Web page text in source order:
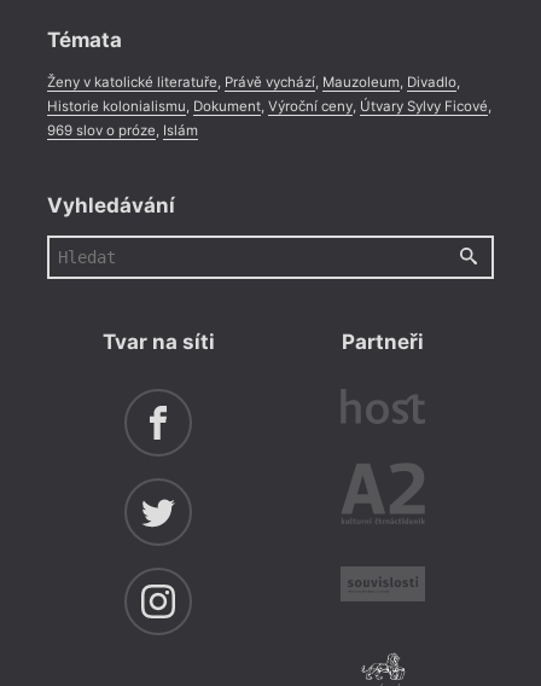
Témata
Ženy v katolické literatuře, Právě vychází, Mauzoleum, Divadlo,
Historie kolonialismu, Dokument, Výroční ceny, Útvary Sylvy Ficové,
969 slov o próze, Islám
Vyhledávání
Tvar na síti Partneři